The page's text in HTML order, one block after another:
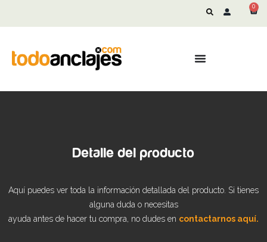
0
Detalle del producto
Aquí puedes ver toda la información detallada del producto. Si tienes
alguna duda o necesitas
ayuda antes de hacer tu compra, no dudes en contactarnos aquí.